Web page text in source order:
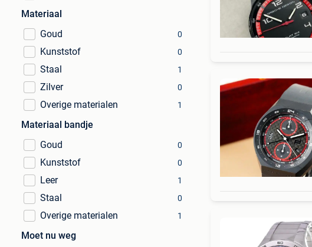
Materiaal
Goud
0
Kunststof 0
Staal 1
Zilver 0
Overige materialen 1
Materiaal bandje
Goud
0
Kunststof 0
Leer 1
Staal 0
Overige materialen 1
Moet nu weg